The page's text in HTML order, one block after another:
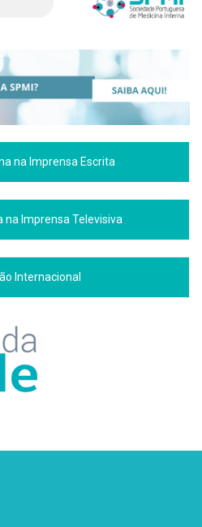
na Imprensa Escrita
na Imprensa Televisiva
Internacional